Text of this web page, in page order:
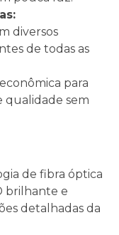
diversos
de todas as
para
qualidade sem
de fibra óptica
brilhante e
detalhadas da